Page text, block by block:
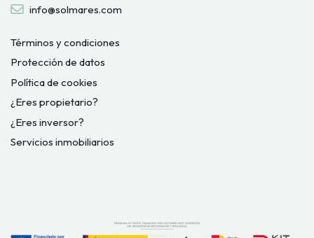
info@solmares.com
Términos y condiciones
Protección de datos
Política de cookies
¿Eres propietario?
¿Eres inversor?
Servicios inmobiliarios